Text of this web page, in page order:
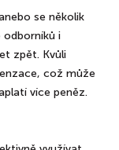
se několik
odborníků i
zpět. Kvůli
což může
více peněz.